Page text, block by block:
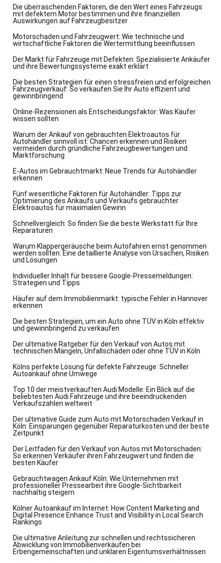
Die überraschenden Faktoren, die den Wert eines Fahrzeugs
mit defektem Motor bestimmen und ihre finanziellen
Auswirkungen auf Fahrzeugbesitzer
Motorschaden und Fahrzeugwert: Wie technische und
wirtschaftliche Faktoren die Wertermittlung beeinflussen
Der Markt für Fahrzeuge mit Defekten: Spezialisierte Ankäufer
und ihre Bewertungssysteme exakt erklärt
Die besten Strategien für einen stressfreien und erfolgreichen
Fahrzeugverkauf: So verkaufen Sie Ihr Auto effizient und
gewinnbringend
Online-Rezensionen als Entscheidungsfaktor: Was Käufer
wissen sollten
Warum der Ankauf von gebrauchten Elektroautos für
Autohändler sinnvoll ist: Chancen erkennen und Risiken
vermeiden durch gründliche Fahrzeugbewertungen und
Marktforschung
E-Autos im Gebrauchtmarkt: Neue Trends für Autohändler
erkennen
Fünf wesentliche Faktoren für Autohändler: Tipps zur
Optimierung des Ankaufs und Verkaufs gebrauchter
Elektroautos für maximalen Gewinn
Schnellvergleich: So finden Sie die beste Werkstatt für Ihre
Reparaturen
Warum Klappergeräusche beim Autofahren ernst genommen
werden sollten: Eine detaillierte Analyse von Ursachen, Risiken
und Lösungen
Individueller Inhalt für bessere Google-Pressemeldungen:
Strategien und Tipps
Häufer auf dem Immobilienmarkt: typische Fehler in Hannover
erkennen
Die besten Strategien, um ein Auto ohne TÜV in Köln effektiv
und gewinnbringend zu verkaufen
Der ultimative Ratgeber für den Verkauf von Autos mit
technischen Mängeln, Unfallschäden oder ohne TÜV in Köln
Kölns perfekte Lösung für defekte Fahrzeuge: Schneller
Autoankauf ohne Umwege
Top 10 der meistverkauften Audi Modelle: Ein Blick auf die
beliebtesten Audi Fahrzeuge und ihre beeindruckenden
Verkaufszahlen weltweit
Der ultimative Guide zum Auto mit Motorschaden Verkauf in
Köln: Einsparungen gegenüber Reparaturkosten und der beste
Zeitpunkt
Der Leitfaden für den Verkauf von Autos mit Motorschaden:
So erkennen Verkäufer ihren Fahrzeugwert und finden die
besten Käufer
Gebrauchtwagen Ankauf Köln: Wie Unternehmen mit
professioneller Pressearbeit ihre Google-Sichtbarkeit
nachhaltig steigern
Kölner Autoankauf im Internet: How Content Marketing and
Digital Presence Enhance Trust and Visibility in Local Search
Rankings
Die ultimative Anleitung zur schnellen und rechtssicheren
Abwicklung von Immobilienverkäufen bei
Erbengemeinschaften und unklaren Eigentumsverhältnissen